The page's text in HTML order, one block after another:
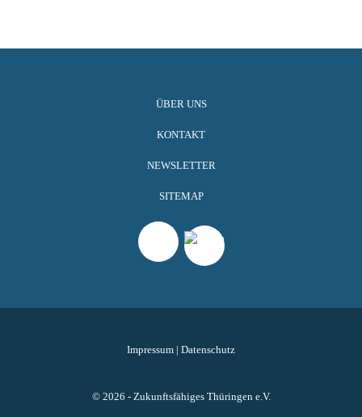
ÜBER UNS
KONTAKT
NEWSLETTER
SITEMAP
Impressum | Datenschutz
© 2026 - Zukunftsfähiges Thüringen e.V.